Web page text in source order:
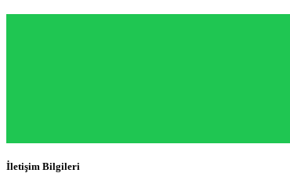
İletişim Bilgileri